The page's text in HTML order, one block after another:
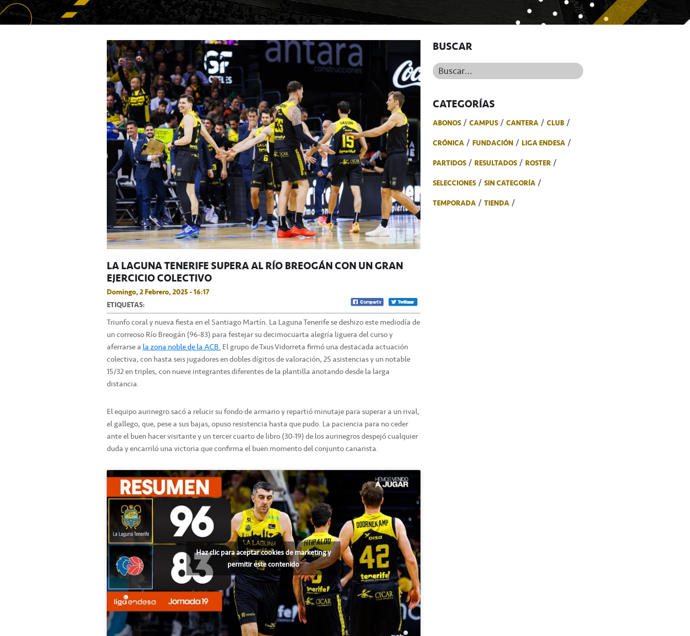
LA LAGUNA TENERIFE SUPERA AL RÍO BREOGÁN CON UN GRAN
EJERCICIO COLECTIVO
Domingo, 2 Febrero, 2025 - 16:17
ETIQUETAS:
Triunfo coral y nueva fiesta en el Santiago Martín. La Laguna Tenerife se deshizo este mediodía de
un correoso Río Breogán (96-83) para festejar su decimocuarta alegría liguera del curso y
aferrarse ala zona noble de la ACB.El grupo de Txus Vidorreta firmó una destacada actuación
colectiva, con hasta seis jugadores en dobles dígitos de valoración, 25 asistencias y un notable
15/32 en triples, con nueve integrantes diferentes de la plantilla anotando desde la larga
distancia.
El equipo aurinegro sacó a relucir su fondo de armario y repartió minutaje para superar a un rival,
el gallego, que, pese a sus bajas, opuso resistencia hasta que pudo. La paciencia para no ceder
ante el buen hacer visitante y un tercer cuarto de libro (30-19) de los aurinegros despejó cualquier
duda y encarriló una victoria que confirma el buen momento del conjunto canarista.
Haz clic para aceptar cookies de marketing y
permitir este contenido
BUSCAR
Buscar...
CATEGORÍAS
ABONOS CAMPUS CANTERA
CLUB
CRÓNICA
FUNDACIÓN
LIGA ENDESA
PARTIDOS
RESULTADOS
ROSTER
SELECCIONES
SIN CATEGORÍA
TEMPORADA
TIENDA